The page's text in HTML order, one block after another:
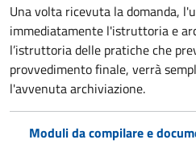
Una volta ricevuta la domanda,
immediatamente l'istruttoria e
l’istruttoria delle pratiche che
provvedimento finale, verrà
l'avvenuta archiviazione.
Moduli da compilare e